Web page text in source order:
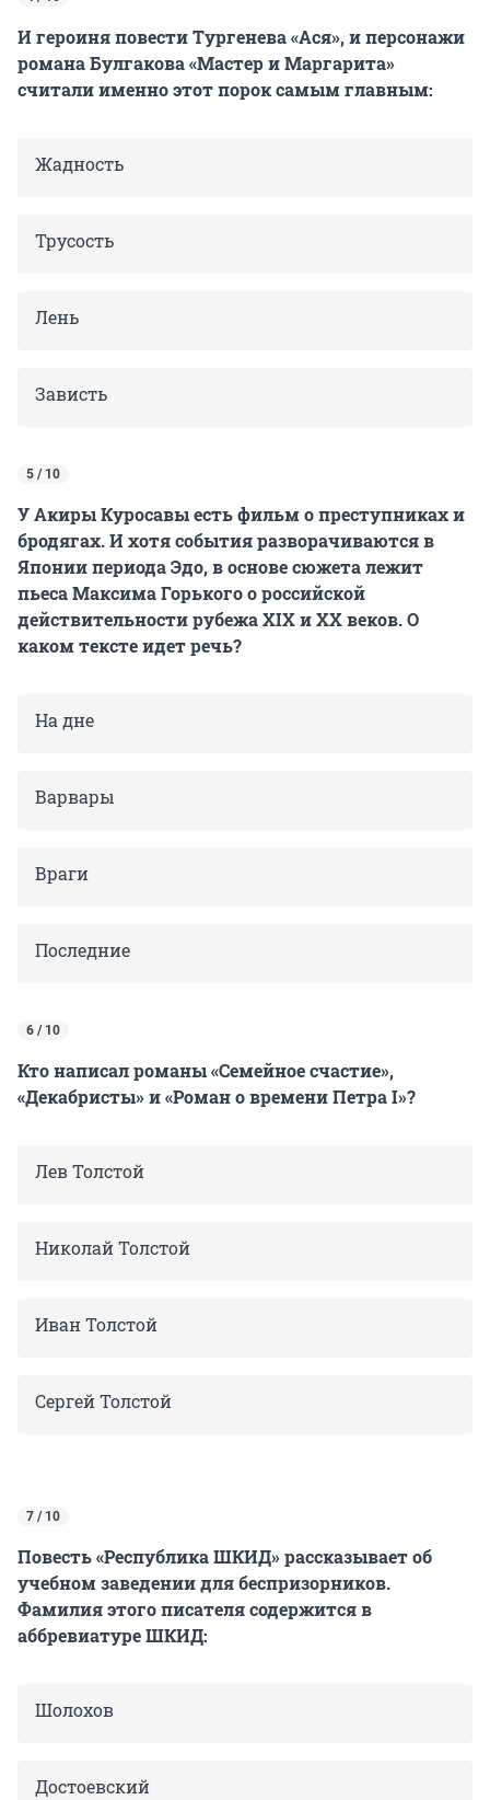
И героиня повести Тургенева «Ася», и персонажи
романа Булгакова «Мастер и Маргарита»
считали именно этот порок самым главным:
Жадность
Трусость
Лень
Зависть
5 / 10
У Акиры Куросавы есть фильм о преступниках и
бродягах. И хотя события разворачиваются в
Японии периода Эдо, в основе сюжета лежит
пьеса Максима Горького о российской
действительности рубежа XIX и XX веков. О
каком тексте идет речь?
На дне
Варвары
Враги
Последние
6 / 10
Кто написал романы «Семейное счастие»,
«Декабристы» и «Роман о времени Петра I»?
Лев Толстой
Николай Толстой
Иван Толстой
Сергей Толстой
7 / 10
Повесть «Республика ШКИД» рассказывает об
учебном заведении для беспризорников.
Фамилия этого писателя содержится в
аббревиатуре ШКИД:
Шолохов
Достоевский